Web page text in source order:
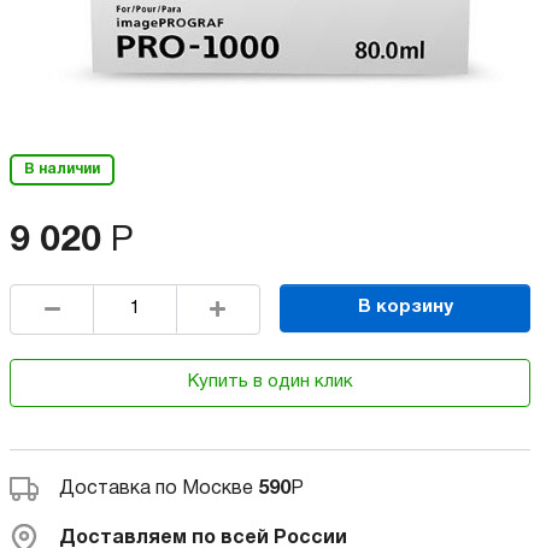
В наличии
9 020 Р
В корзину
Купить в один клик
Доставка по Москве 590Р
Доставляем по всей России